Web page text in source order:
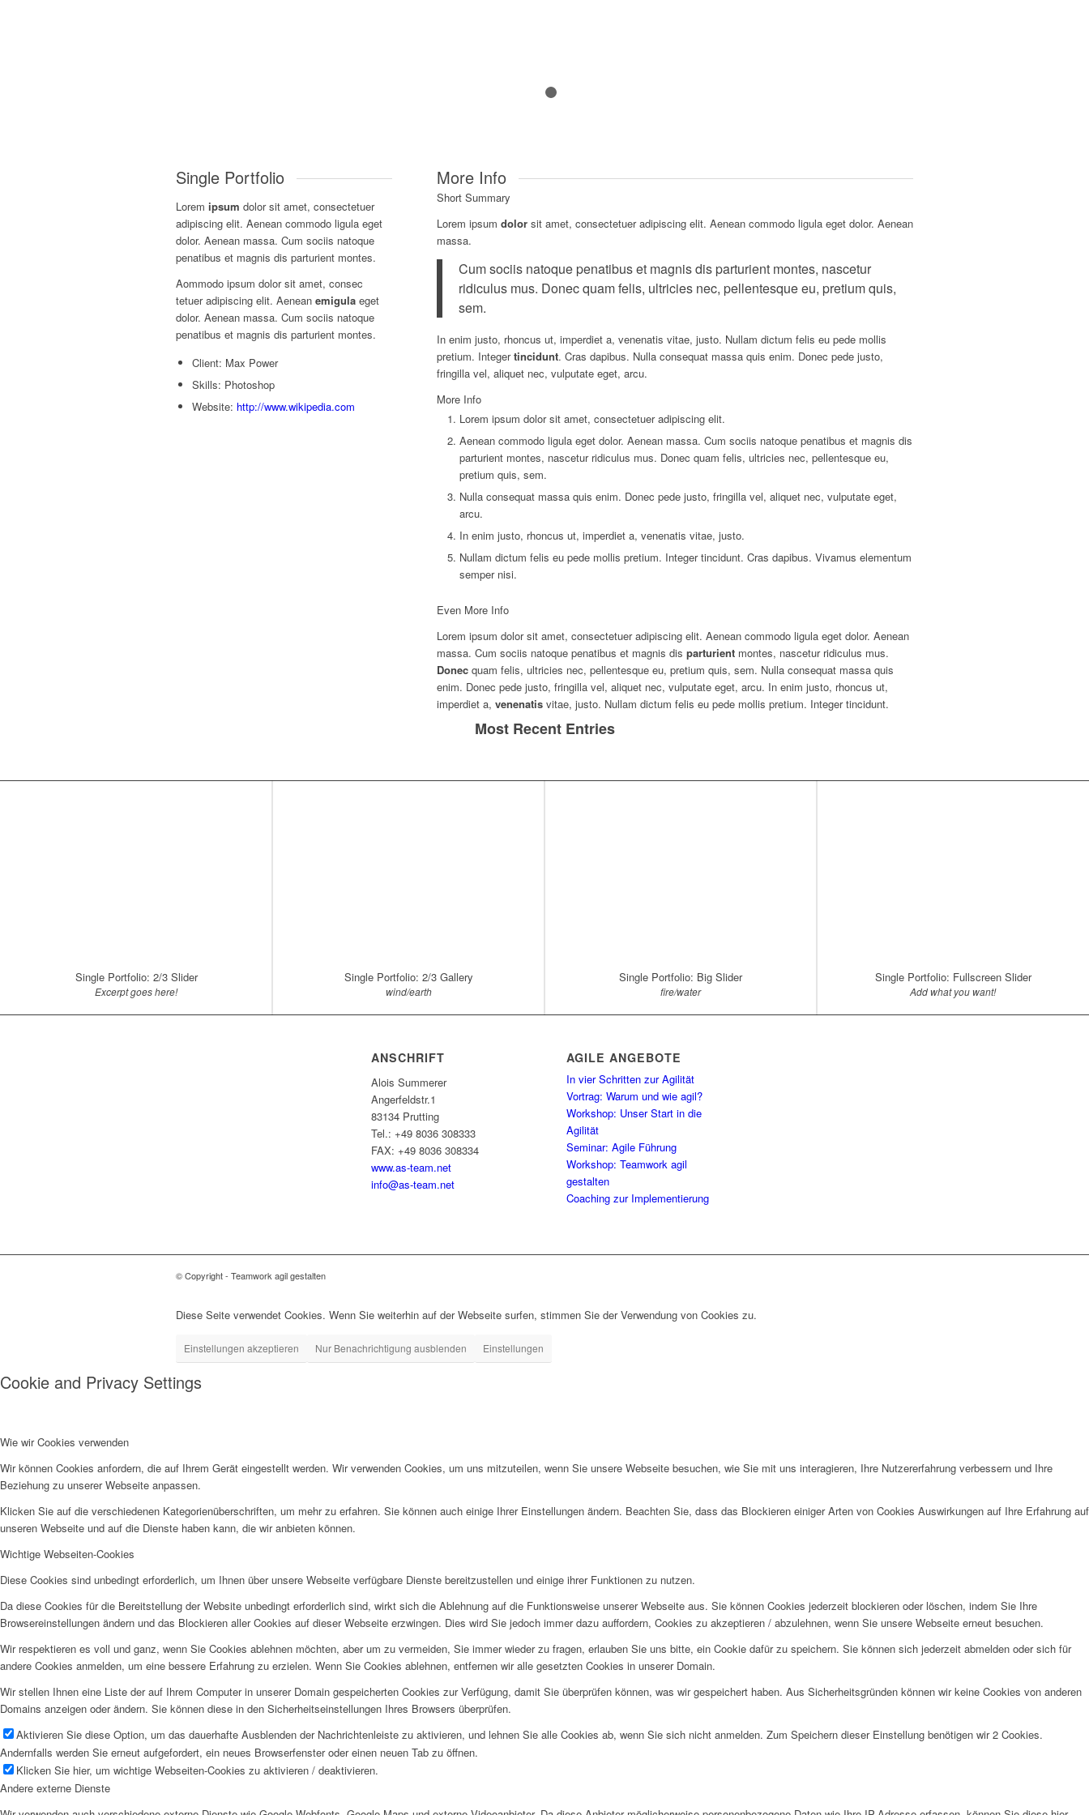
Single Portfolio
Lorem ipsum dolor sit amet, consectetuer
adipiscing elit. Aenean commodo ligula eget
dolor. Aenean massa. Cum sociis natoque
penatibus et magnis dis parturient montes.
Aommodo ipsum dolor sit amet, consec
tetuer adipiscing elit. Aenean emigula eget
dolor. Aenean massa. Cum sociis natoque
penatibus et magnis dis parturient montes.
Client: Max Power
Skills: Photoshop
Website: http://www.wikipedia.com
More Info
Short Summary
Lorem ipsum dolorsit amet, consectetuer adipiscing elit. Aenean commodo ligula eget dolor. Aenean
massa.
Cum sociis natoque penatibus et magnis dis parturient montes, nascetur
ridiculus mus. Donec quam felis, ultricies nec, pellentesque eu, pretium quis,
sem.
In enim justo, rhoncus ut, imperdiet a, venenatis vitae, justo. Nullam dictum felis eu pede mollis
pretium. Integertincidunt. Cras dapibus. Nulla consequat massa quis enim. Donec pede justo,
fringilla vel, aliquet nec, vulputate eget, arcu.
More Info
Lorem ipsum dolor sit amet, consectetuer adipiscing elit.
Aenean commodo ligula eget dolor. Aenean massa. Cum sociis natoque penatibus et magnis dis
parturient montes, nascetur ridiculus mus. Donec quam felis, ultricies nec, pellentesque eu,
pretium quis, sem.
Nulla consequat massa quis enim. Donec pede justo, fringilla vel, aliquet nec, vulputate eget,
arcu.
In enim justo, rhoncus ut, imperdiet a, venenatis vitae, justo.
Nullam dictum felis eu pede mollis pretium. Integer tincidunt. Cras dapibus. Vivamus elementum
semper nisi.
Even More Info
Lorem ipsum dolor sit amet, consectetuer adipiscing elit. Aenean commodo ligula eget dolor. Aenean
massa. Cum sociis natoque penatibus et magnis dis parturientmontes, nascetur ridiculus mus.
Donecquam felis, ultricies nec, pellentesque eu, pretium quis, sem. Nulla consequat massa quis
enim. Donec pede justo, fringilla vel, aliquet nec, vulputate eget, arcu. In enim justo, rhoncus ut,
imperdiet a, venenatisvitae, justo. Nullam dictum felis eu pede mollis pretium. Integer tincidunt.
Most Recent Entries
Single Portfolio: 2/3 Slider
Excerpt goes here!
Single Portfolio: 2/3 Gallery
wind/earth
Single Portfolio: Big Slider
fire/water
Single Portfolio: Fullscreen Slider
Add what you want!
ANSCHRIFT
Alois Summerer
Angerfeldstr.1
83134 Prutting
Tel.: +49 8036 308333
FAX: +49 8036 308334
www.as-team.net
info@as-team.net
AGILE ANGEBOTE
In vier Schritten zur Agilität
Vortrag: Warum und wie agil?
Workshop: Unser Start in die
Agilität
Seminar: Agile Führung
Workshop: Teamwork agil
gestalten
Coaching zur Implementierung
© Copyright - Teamwork agil gestalten
Diese Seite verwendet Cookies. Wenn Sie weiterhin auf der Webseite surfen, stimmen Sie der Verwendung von Cookies zu.
Einstellungen akzeptieren Nur Benachrichtigung ausblenden Einstellungen
Cookie and Privacy Settings
Wie wir Cookies verwenden
Wir können Cookies anfordern, die auf Ihrem Gerät eingestellt werden. Wir verwenden Cookies, um uns mitzuteilen, wenn Sie unsere Webseite besuchen, wie Sie mit uns interagieren, Ihre Nutzererfahrung verbessern und Ihre
Beziehung zu unserer Webseite anpassen.
Klicken Sie auf die verschiedenen Kategorienüberschriften, um mehr zu erfahren. Sie können auch einige Ihrer Einstellungen ändern. Beachten Sie, dass das Blockieren einiger Arten von Cookies Auswirkungen auf Ihre Erfahrung auf
unseren Webseite und auf die Dienste haben kann, die wir anbieten können.
Wichtige Webseiten-Cookies
Diese Cookies sind unbedingt erforderlich, um Ihnen über unsere Webseite verfügbare Dienste bereitzustellen und einige ihrer Funktionen zu nutzen.
Da diese Cookies für die Bereitstellung der Website unbedingt erforderlich sind, wirkt sich die Ablehnung auf die Funktionsweise unserer Webseite aus. Sie können Cookies jederzeit blockieren oder löschen, indem Sie Ihre
Browsereinstellungen ändern und das Blockieren aller Cookies auf dieser Webseite erzwingen. Dies wird Sie jedoch immer dazu auffordern, Cookies zu akzeptieren / abzulehnen, wenn Sie unsere Webseite erneut besuchen.
Wir respektieren es voll und ganz, wenn Sie Cookies ablehnen möchten, aber um zu vermeiden, Sie immer wieder zu fragen, erlauben Sie uns bitte, ein Cookie dafür zu speichern. Sie können sich jederzeit abmelden oder sich für
andere Cookies anmelden, um eine bessere Erfahrung zu erzielen. Wenn Sie Cookies ablehnen, entfernen wir alle gesetzten Cookies in unserer Domain.
Wir stellen Ihnen eine Liste der auf Ihrem Computer in unserer Domain gespeicherten Cookies zur Verfügung, damit Sie überprüfen können, was wir gespeichert haben. Aus Sicherheitsgründen können wir keine Cookies von anderen
Domains anzeigen oder ändern. Sie können diese in den Sicherheitseinstellungen Ihres Browsers überprüfen.
Aktivieren Sie diese Option, um das dauerhafte Ausblenden der Nachrichtenleiste zu aktivieren, und lehnen Sie alle Cookies ab, wenn Sie sich nicht anmelden. Zum Speichern dieser Einstellung benötigen wir 2 Cookies.
Andernfalls werden Sie erneut aufgefordert, ein neues Browserfenster oder einen neuen Tab zu öffnen.
Klicken Sie hier, um wichtige Webseiten-Cookies zu aktivieren / deaktivieren.
Andere externe Dienste